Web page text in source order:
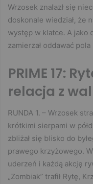
Wrzosek znalazł się
doskonale wiedział, że
występ w klatce. A jako
zamierzał oddawać
PRIME 17:
relacja z
RUNDA 1. – Wrzosek
krótkimi sierpami w
zbliżał się blisko do
prawego krzyżowego.
uderzeń i każdą akcję
„Zombiak” trafił Rytę,